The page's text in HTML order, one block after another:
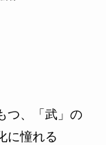
つ、「武」の
に憧れる